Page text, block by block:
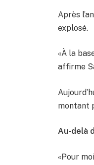
Après
explosé.
«À la
affirme
montant
Au-delà
«Pour